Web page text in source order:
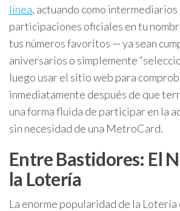
línea, actuando como
participaciones oficiales en tu
tus números favoritos — ya sean
aniversarios o simplemente
luego usar el sitio web para
inmediatamente después de que
una forma fluida de participar en la
sin necesidad de una MetroCard.
Entre Bastidores: El
la Lotería
La enorme popularidad de la Lotería